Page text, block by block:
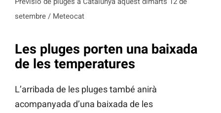
setembre / Meteocat
Les pluges porten una baixada
de les temperatures
L’arribada de les pluges també anirà
acompanyada d’una baixada de les